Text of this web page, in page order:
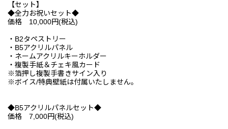
【セット】
◆全力お祝いセット◆
価格 10,000円(税込)
・B2タペストリー
・B5アクリルパネル
・ネームアクリルキーホルダー
・複製手紙＆チェキ風カード
※箔押し複製手書きサイン入り
※ボイス/特典壁紙は付属いたしません。
◆B5アクリルパネルセット◆
価格 7,000円(税込)